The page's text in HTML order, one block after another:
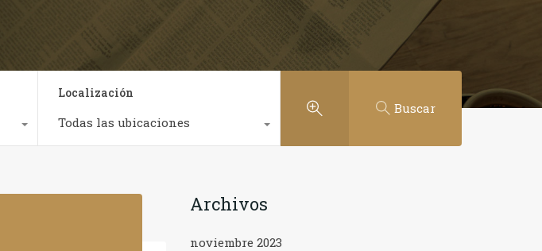
Localización
Todas las ubicaciones
Buscar
Archivos
noviembre 2023